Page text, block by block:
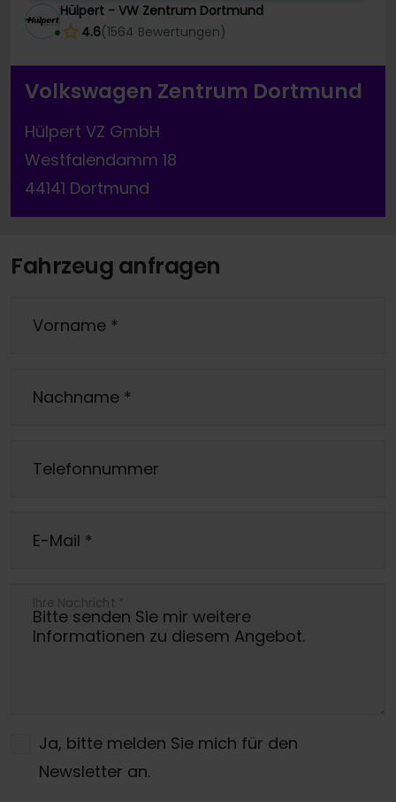
Hülpert - VW Zentrum Dortmund
4.6(1564 Bewertungen)
Volkswagen Zentrum Dortmund
Hülpert VZ GmbH
Westfalendamm 18
44141 Dortmund
Fahrzeug anfragen
Vorname *
Nachname *
Telefonnummer
E-Mail *
Ihre Nachricht *
Ja, bitte melden Sie mich für den
Newsletter an.